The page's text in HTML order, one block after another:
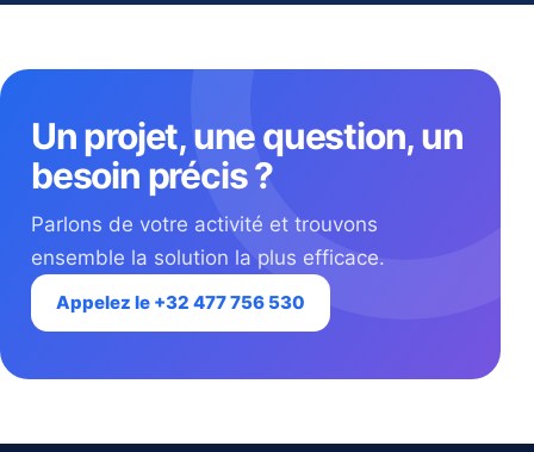
Un projet, une question, un
besoin précis ?
Parlons de votre activité et trouvons
ensemble la solution la plus efficace.
Appelez le +32 477 756 530